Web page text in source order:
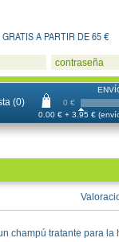
GRATIS A PARTIR DE 65 €
contraseña
(0) 0 €
0.00 € + 3.95 €
champú tratante para